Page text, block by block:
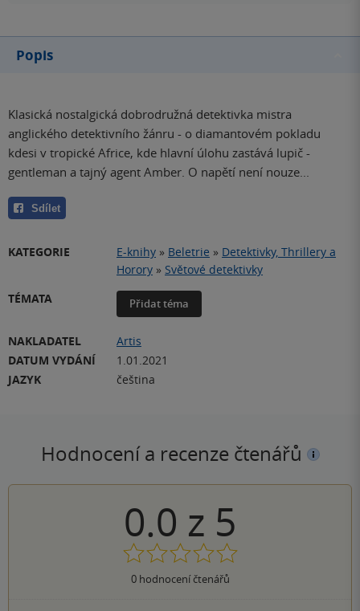
Popis
Klasická nostalgická dobrodružná detektivka mistra
anglického detektivního žánru - o diamantovém pokladu
kdesi v tropické Africe, kde hlavní úlohu zastává lupič -
gentleman a tajný agent Amber. O napětí není nouze...
Sdílet
KATEGORIE E-knihy » Beletrie » Detektivky, Thrillery a
Horory » Světové detektivky
TÉMATA
Přidat téma
NAKLADATEL
Artis
DATUM VYDÁNÍ
1.01.2021
JAZYK
čeština
Hodnocení a recenze čtenářů
0.0 z 5
0hodnocení čtenářů